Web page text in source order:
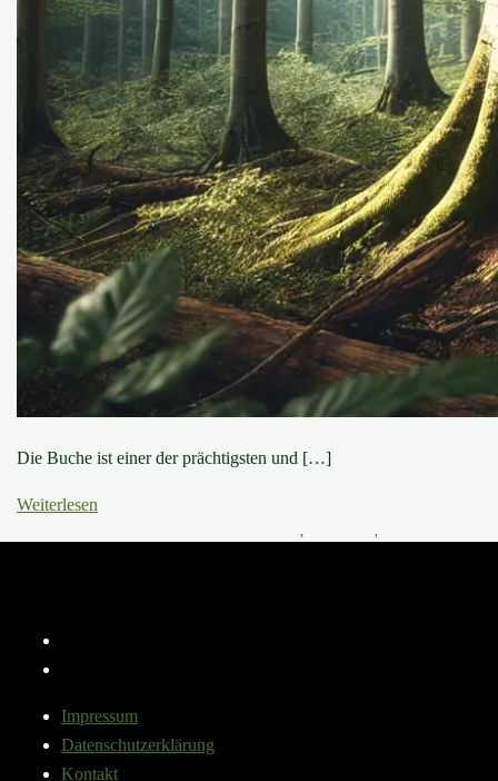
Die Buche ist einer der prächtigsten und […]
Weiterlesen
, ,
Impressum
Datenschutzerklärung
Kontakt